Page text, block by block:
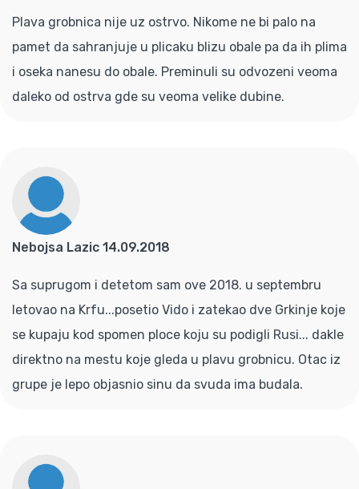
Plava grobnica nije uz ostrvo. Nikome ne bi palo na
pamet da sahranjuje u plicaku blizu obale pa da ih plima
i oseka nanesu do obale. Preminuli su odvozeni veoma
daleko od ostrva gde su veoma velike dubine.
Nebojsa Lazic 14.09.2018
Sa suprugom i detetom sam ove 2018. u septembru
letovao na Krfu...posetio Vido i zatekao dve Grkinje koje
se kupaju kod spomen ploce koju su podigli Rusi... dakle
direktno na mestu koje gleda u plavu grobnicu. Otac iz
grupe je lepo objasnio sinu da svuda ima budala.